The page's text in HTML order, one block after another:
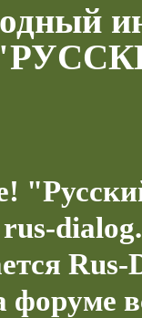
Rus-
форуме